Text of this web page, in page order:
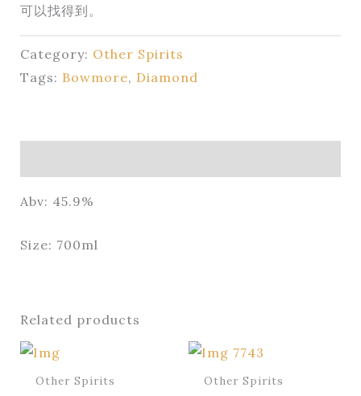
可以找得到。
Category: Other Spirits
Tags: Bowmore, Diamond
Abv: 45.9%
Size: 700ml
Related products
Other Spirits Other Spirits